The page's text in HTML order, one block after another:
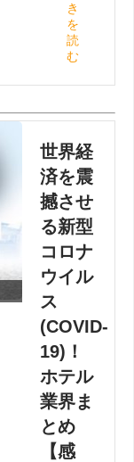
き
を
読
む
世界経
済を震
撼させ
る新型
コロナ
ウイル
ス
(COVID-
19)！
ホテル
業界ま
とめ
【感